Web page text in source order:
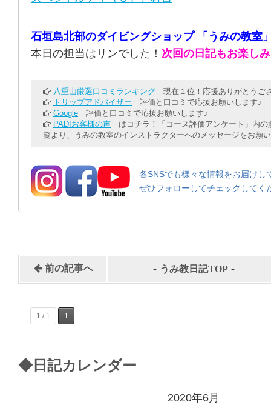
石垣島北部のダイビングショップ 「うみの教室
本日の担当はリンでした！ 次回の日記もお楽し
八重山厳選口コミランキング 現在１位！応援ありがとうご
トリップアドバイザー 評価と口コミで応援お願いします♪
Google 評価と口コミで応援お願いします♪
PADIお客様の声 はコチラ！「コース評価アンケート」内の
覧より、うみの教室のインストラクターへのメッセージをお願
各SNSでも様々な情報をお届けし
ぜひフォローしてチェックしてく
前の記事へ - うみ教日記TOP -
1 / 1 1
◆日記カレンダー
2020年6月